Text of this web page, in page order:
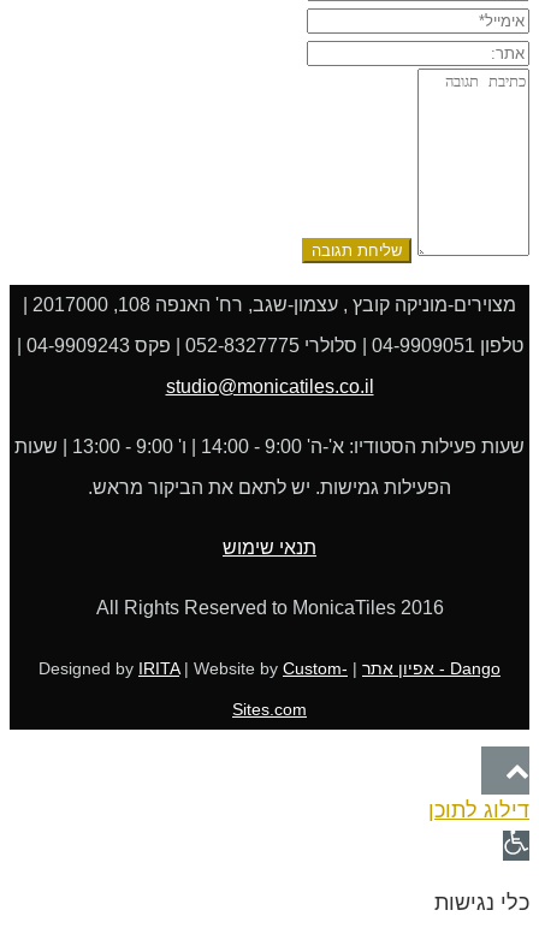
אימייל*
אתר:
תגובה:
טלפון 04-9909051 | סלולרי 052-8327775 | פקס 04-9909243 |
studio@monicatiles.co.il
שעות פעילות הסטודיו: א'-ה' 9:00 - 14:00 | ו' 9:00 - 13:00 | שעות
הפעילות גמישות. יש לתאם את הביקור מראש.
תנאי שימוש
All Rights Reserved to MonicaTiles 2016
Dango - אפיון אתר | Designed by
IRITA| Website by Custom-
Sites.com
לראש
העמוד
דילוג לתוכן
פתח
כלי נגישות